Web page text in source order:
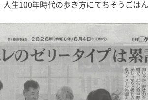
人生100年時代の歩き方にてちそうごは